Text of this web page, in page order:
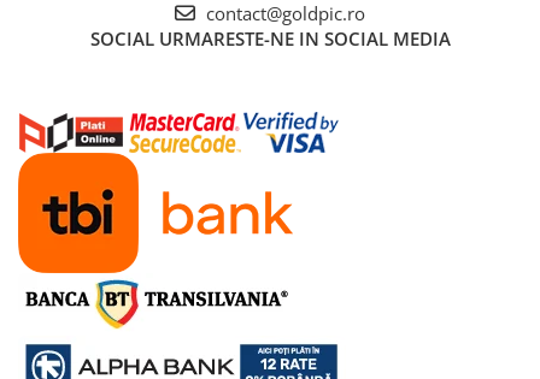
contact@goldpic.ro
SOCIAL URMARESTE-NE IN SOCIAL MEDIA